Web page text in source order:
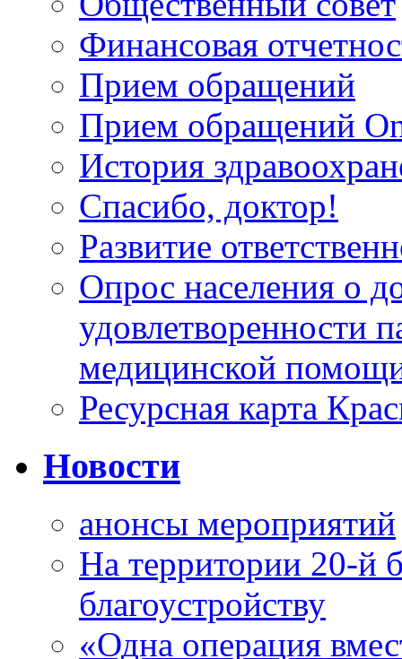
Финансовая
Прием обращений
Прием обращений
История
Спасибо, доктор!
Развитие
Опрос населения о
удовлетворенности
медицинской
Ресурсная карта
Новости
анонсы мероприятий
На территории 20-й
благоустройству
«Одна операция